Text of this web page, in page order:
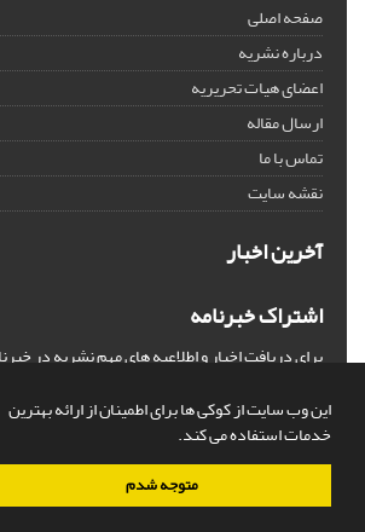
این وب سایت از کوکی ها برای اطمینان از ارائه بهترین
خدمات استفاده می کند.
متوجه شدم
صفحه اصلی
درباره نشریه
اعضای هیات تحریریه
ارسال مقاله
تماس با ما
نقشه سایت
آخرین اخبار
اشتراک خبرنامه
برای دریافت اخبار و اطلاعیه های مهم نشریه در